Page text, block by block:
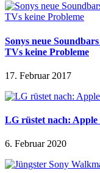
Sonys neue
TVs keine Probleme
17. Februar 2017
LG rüstet nach:
6. Februar 2020